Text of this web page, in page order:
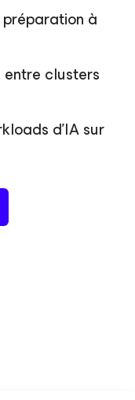
à
clusters
d’IA sur